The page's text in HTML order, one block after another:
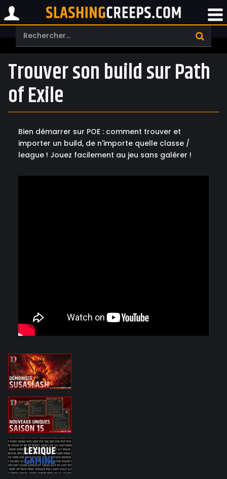
Trouver son build sur Path
of Exile
Bien démarrer sur POE : comment trouver et
importer un build, de n'importe quelle classe /
league ! Jouez facilement au jeu sans galérer !